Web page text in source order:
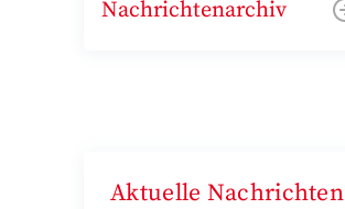
Nachrichtenarchiv
Aktuelle Nachrichten